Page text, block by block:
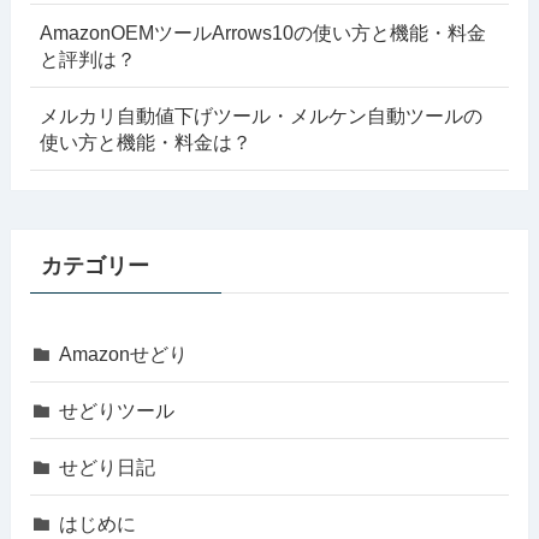
AmazonOEMツールArrows10の使い方と機能・料金
と評判は？
メルカリ自動値下げツール・メルケン自動ツールの
使い方と機能・料金は？
カテゴリー
Amazonせどり
せどりツール
せどり日記
はじめに